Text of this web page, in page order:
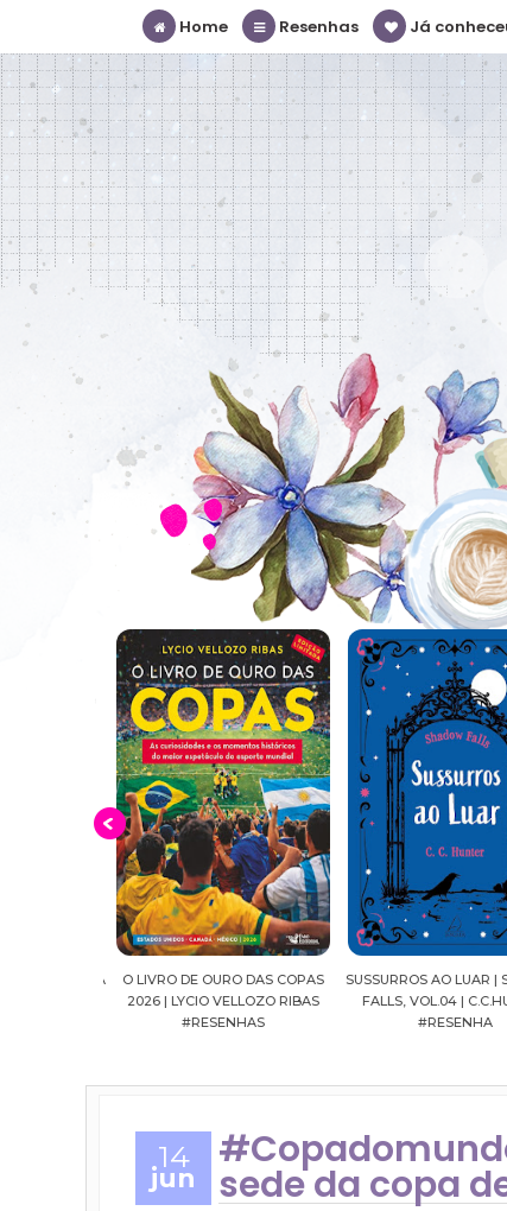
Home Resenhas Já
O LIVRO DE OURO DAS COPAS
2026 | LYCIO VELLOZO RIBAS
#RESENHAS
SUSSURROS AO LUAR |
FALLS, VOL.04 |
#RESENHA
14
jun sede da copa